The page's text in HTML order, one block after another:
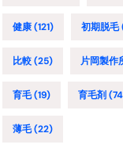
健康(121) 初期脱毛
比較(25) 片岡製作
育毛(19) 育毛剤
薄毛(22)